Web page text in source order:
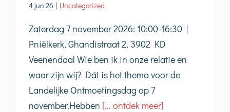
4 jun 26 | Uncategorized
Zaterdag 7 november 2026: 10:00-16:30 |
Pniëlkerk, Ghandistraat 2, 3902 KD
Veenendaal Wie ben ik in onze relatie en
waar zijn wij? Dát is het thema voor de
Landelijke Ontmoetingsdag op 7
november.Hebben [... ontdek meer]